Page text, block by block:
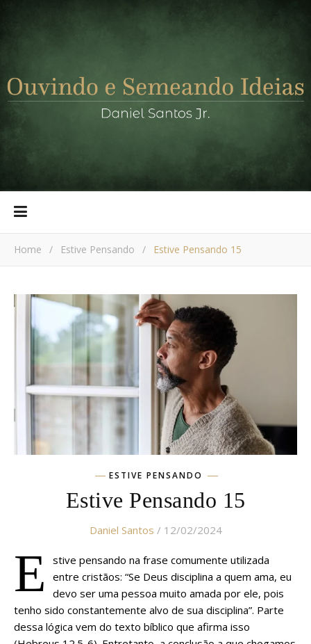
Home / Estive Pensando / Estive Pensando 15
ESTIVE PENSANDO
Estive Pensando 15
Daniel Santos / 12/02/2024
E
stive pensando na frase comumente utilizada
entre cristãos: “Se Deus disciplina a quem ama, eu
devo ser uma pessoa muito amada por ele, pois
tenho sido constantemente alvo de sua disciplina”. Parte
dessa lógica vem do texto bíblico que afirma isso